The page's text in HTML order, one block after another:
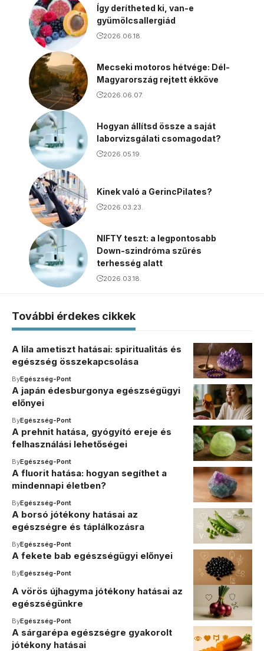
Így derítheted ki, van-e
gyümölcsallergiád
2026.06.18.
Mecseki motoros hétvége: Dél-
Magyarország rejtett ékköve
2026.06.07.
Hogyan állítsd össze a saját
laborvizsgálati csomagodat?
2026.05.19.
Kinek való a GerincPilates?
2026.03.23.
NIFTY teszt: a legpontosabb
Down-szindróma szűrés
terhesség alatt
2026.03.18.
További érdekes cikkek
A lila ametiszt hatásai: spiritualitás és
egészség összekapcsolása
ByEgészség-Pont
A japán édesburgonya egészségügyi
előnyei
ByEgészség-Pont
A prehnit hatása, gyógyító ereje és
felhasználási lehetőségei
ByEgészség-Pont
A fluorit hatása: hogyan segíthet a
mindennapi életben?
ByEgészség-Pont
A borsó jótékony hatásai az
egészségre és táplálkozásra
ByEgészség-Pont
A fekete bab egészségügyi előnyei
ByEgészség-Pont
A vörös újhagyma jótékony hatásai az
egészségünkre
ByEgészség-Pont
A sárgarépa egészségre gyakorolt
jótékony hatásai